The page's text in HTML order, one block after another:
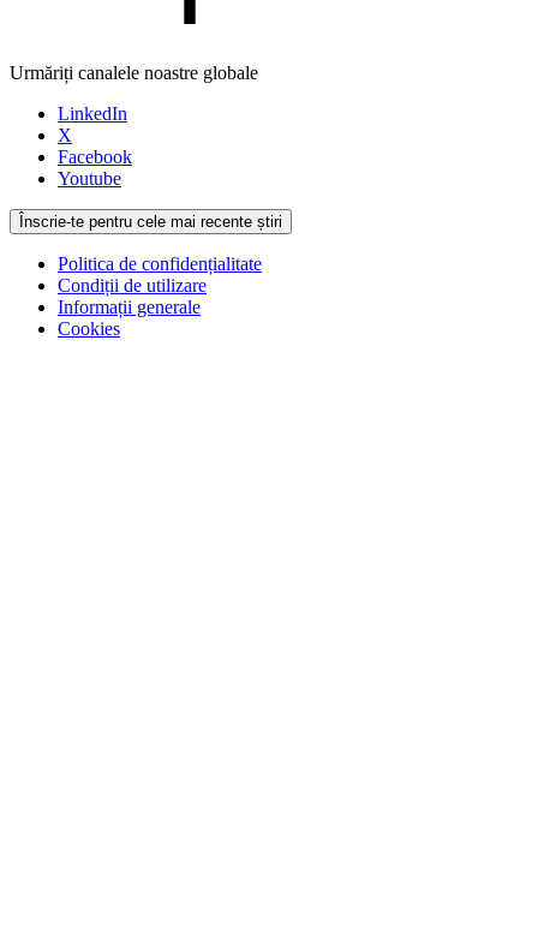
Urmăriți canalele noastre globale
LinkedIn
X
Facebook
Youtube
Înscrie-te pentru cele mai recente știri
Politica de confidențialitate
Condiții de utilizare
Informații generale
Cookies